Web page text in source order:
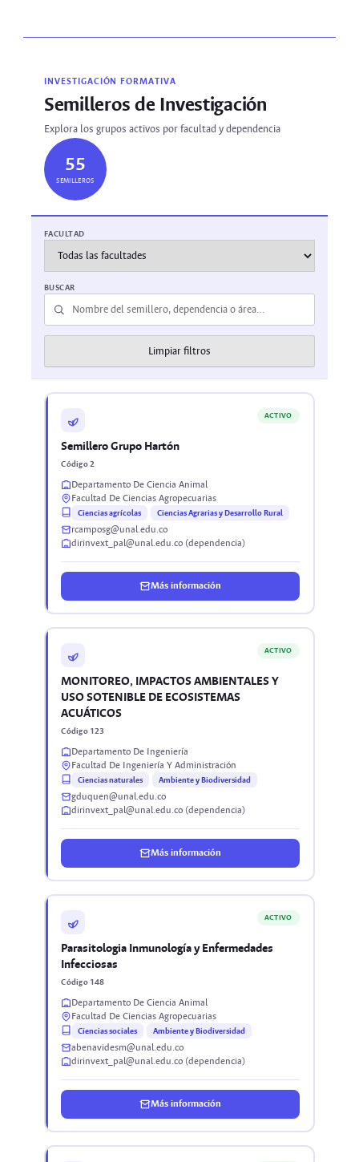
INVESTIGACIÓN FORMATIVA
Semilleros de Investigación
Explora los grupos activos por facultad y dependencia
55
SEMILLEROS
FACULTAD
BUSCAR
Limpiar filtros
ACTIVO
Semillero Grupo Hartón
Código 2
Departamento De Ciencia Animal
Facultad De Ciencias Agropecuarias
Ciencias agrícolas Ciencias Agrarias y Desarrollo Rural
rcamposg@unal.edu.co
dirinvext_pal@unal.edu.co (dependencia)
Más información
ACTIVO
MONITOREO, IMPACTOS AMBIENTALES Y
USO SOTENIBLE DE ECOSISTEMAS
ACUÁTICOS
Código 123
Departamento De Ingeniería
Facultad De Ingeniería Y Administración
Ciencias naturales Ambiente y Biodiversidad
gduquen@unal.edu.co
dirinvext_pal@unal.edu.co (dependencia)
Más información
ACTIVO
Parasitologia Inmunología y Enfermedades
Infecciosas
Código 148
Departamento De Ciencia Animal
Facultad De Ciencias Agropecuarias
Ciencias sociales Ambiente y Biodiversidad
abenavidesm@unal.edu.co
dirinvext_pal@unal.edu.co (dependencia)
Más información